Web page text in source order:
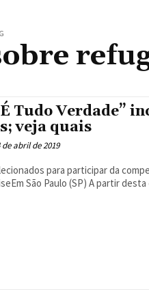
Tudo Verdade”
veja quais
de abril de 2019
para participar da
Por Amanda LouiseEm São Paulo